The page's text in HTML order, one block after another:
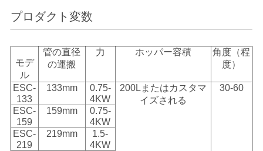
し
な
さ
い
SITEMAP
プロダクト変数
モデ
ル
管の直径
の運搬
力 ホッパー容積
角度（程
度）
ESC-
133
133mm
0.75-
4KW
200Lまたはカスタマ
イズされる
30-60
ESC-
159
159mm
0.75-
4KW
ESC-
219
219mm
1.5-
4KW